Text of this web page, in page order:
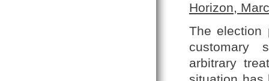
Horizon,
The election
customary
arbitrary